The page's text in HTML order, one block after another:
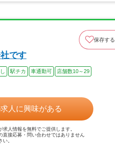
保存する
です
駅チカ 車通勤可
店舗数10～29
人に興味がある
求人情報を無料でご提供します。
直接応募・問い合わせではありません
い。